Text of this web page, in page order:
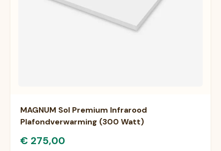
MAGNUM Sol Premium Infrarood
Plafondverwarming (300 Watt)
€ 275,00